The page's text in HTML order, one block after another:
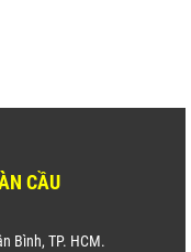
CẦU
Bình, TP. HCM.